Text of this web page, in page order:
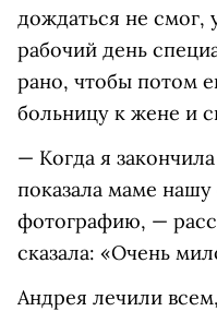
дождаться не смог,
рабочий день
рано, чтобы потом
больницу к жене и
— Когда я
показала маме
фотографию, —
сказала: «Очень
Андрея лечили